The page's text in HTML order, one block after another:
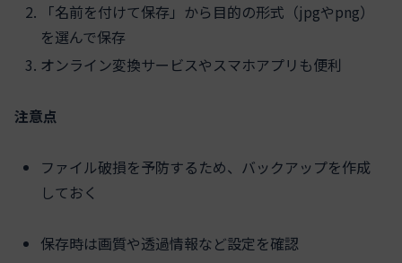
「名前を付けて保存」から目的の形式（jpgやpng）
を選んで保存
オンライン変換サービスやスマホアプリも便利
注意点
ファイル破損を予防するため、バックアップを作成
しておく
保存時は画質や透過情報など設定を確認